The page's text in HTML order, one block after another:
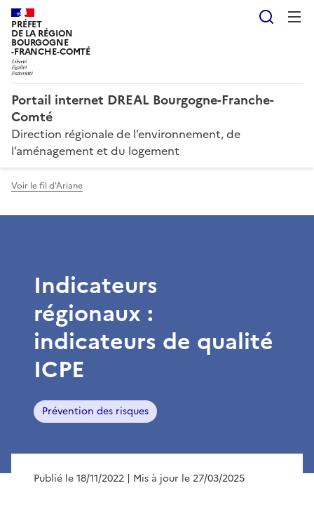
PRÉFET
DE LA RÉGION
BOURGOGNE
-FRANCHE-COMTÉ
Portail internet DREAL Bourgogne-Franche-
Comté
Direction régionale de l’environnement, de
l’aménagement et du logement
Voir le fil d'Ariane
Indicateurs
régionaux :
indicateurs de qualité
ICPE
Prévention des risques
Publié le 18/11/2022 | Mis à jour le 27/03/2025